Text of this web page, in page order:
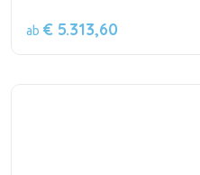
ab € 5.313,60